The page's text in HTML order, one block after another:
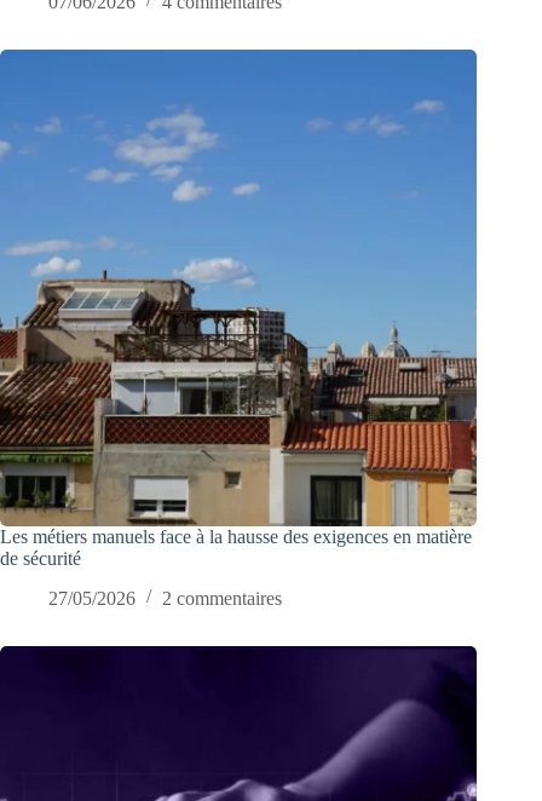
Les métiers manuels face à la hausse des exigences en matière
de sécurité
27/05/2026
2 commentaires